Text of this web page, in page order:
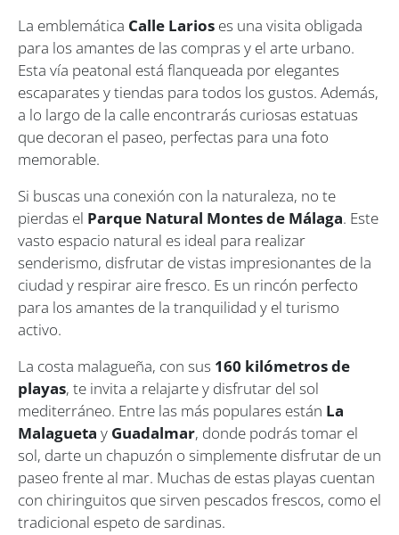
La emblemática Calle Larios es una visita obligada
para los amantes de las compras y el arte urbano.
Esta vía peatonal está flanqueada por elegantes
escaparates y tiendas para todos los gustos. Además,
a lo largo de la calle encontrarás curiosas estatuas
que decoran el paseo, perfectas para una foto
memorable.
Si buscas una conexión con la naturaleza, no te
pierdas el Parque Natural Montes de Málaga. Este
vasto espacio natural es ideal para realizar
senderismo, disfrutar de vistas impresionantes de la
ciudad y respirar aire fresco. Es un rincón perfecto
para los amantes de la tranquilidad y el turismo
activo.
La costa malagueña, con sus 160 kilómetros de
playas, te invita a relajarte y disfrutar del sol
mediterráneo. Entre las más populares están La
Malagueta y Guadalmar, donde podrás tomar el
sol, darte un chapuzón o simplemente disfrutar de un
paseo frente al mar. Muchas de estas playas cuentan
con chiringuitos que sirven pescados frescos, como el
tradicional espeto de sardinas.